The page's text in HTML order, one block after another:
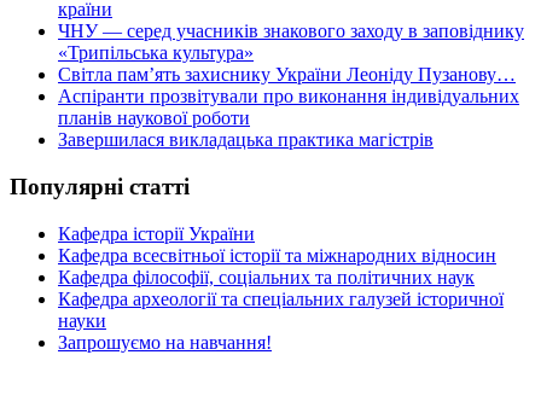
країни
ЧНУ — серед учасників знакового заходу в заповіднику
«Трипільська культура»
Світла пам’ять захиснику України Леоніду Пузанову…
Аспіранти прозвітували про виконання індивідуальних
планів наукової роботи
Завершилася викладацька практика магістрів
Популярні статті
Кафедра історії України
Кафедра всесвітньої історії та міжнародних відносин
Кафедра філософії, соціальних та політичних наук
Кафедра археології та спеціальних галузей історичної
науки
Запрошуємо на навчання!